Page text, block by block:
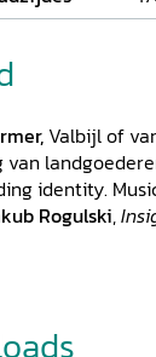
Valbijl of
van
identity.
Rogulski,
of higher
|Simone